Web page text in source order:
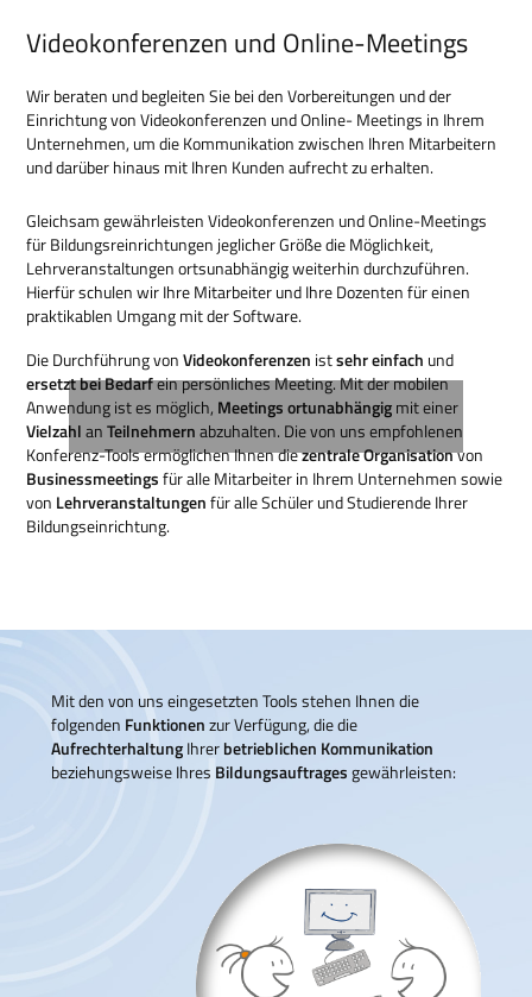
Videokonferenzen und Online-Meetings
Wir beraten und begleiten Sie bei den Vorbereitungen und der
Einrichtung von Videokonferenzen und Online- Meetings in Ihrem
Unternehmen, um die Kommunikation zwischen Ihren Mitarbeitern
und darüber hinaus mit Ihren Kunden aufrecht zu erhalten.
Gleichsam gewährleisten Videokonferenzen und Online-Meetings
für Bildungsreinrichtungen jeglicher Größe die Möglichkeit,
Lehrveranstaltungen ortsunabhängig weiterhin durchzuführen.
Hierfür schulen wir Ihre Mitarbeiter und Ihre Dozenten für einen
praktikablen Umgang mit der Software.
Die Durchführung vonVideokonferenzen istsehr einfach und
ersetzt bei Bedarfein persönliches Meeting. Mit der mobilen
Anwendung ist es möglich, Meetings ortunabhängigmit einer
VielzahlanTeilnehmernabzuhalten. Die von uns empfohlenen
Konferenz-Tools ermöglichen Ihnen diezentrale Organisationvon
Businessmeetingsfür alle Mitarbeiter in Ihrem Unternehmen sowie
von Lehrveranstaltungenfür alle Schüler und Studierende Ihrer
Bildungseinrichtung.
Mit den von uns eingesetzten Tools stehen Ihnen die
folgenden Funktionenzur Verfügung, die die
AufrechterhaltungIhrerbetrieblichen Kommunikation
beziehungsweise Ihres Bildungsauftragesgewährleisten: